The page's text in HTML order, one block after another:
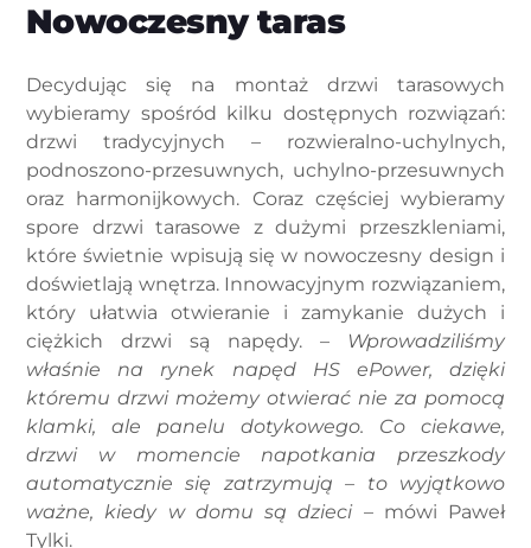
Nowoczesny taras
Decydując się na montaż drzwi tarasowych
wybieramy spośród kilku dostępnych rozwiązań:
drzwi tradycyjnych – rozwieralno-uchylnych,
podnoszono-przesuwnych, uchylno-przesuwnych
oraz harmonijkowych. Coraz częściej wybieramy
spore drzwi tarasowe z dużymi przeszkleniami,
które świetnie wpisują się w nowoczesny design i
doświetlają wnętrza. Innowacyjnym rozwiązaniem,
który ułatwia otwieranie i zamykanie dużych i
ciężkich drzwi są napędy. – Wprowadziliśmy
właśnie na rynek napęd HS ePower, dzięki
któremu drzwi możemy otwierać nie za pomocą
klamki, ale panelu dotykowego. Co ciekawe,
drzwi w momencie napotkania przeszkody
automatycznie się zatrzymują – to wyjątkowo
ważne, kiedy w domu są dzieci– mówi Paweł
Tylki.